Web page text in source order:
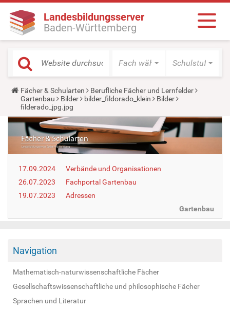
Landesbildungsserver
Baden-Württemberg
Fach wählen Schulstufe
Y
o
u
a
r
h
e
r
:
Fächer & Schularten
Berufliche Fächer und Lernfelder
Gartenbau
Bilder bilder_fildorado_klein
Bilder
filderado_jpg.jpg
17.09.2024
Verbände und Organisationen
26.07.2023
Fachportal Gartenbau
19.07.2023
Adressen
Gartenbau
Navigation
Mathematisch-naturwissenschaftliche Fächer
Gesellschaftswissenschaftliche und philosophische Fächer
Sprachen und Literatur